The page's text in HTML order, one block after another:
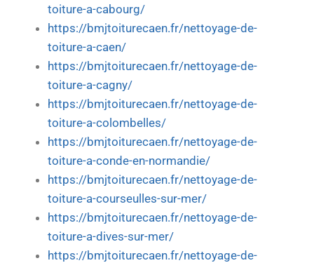
toiture-a-cabourg/
https://bmjtoiturecaen.fr/nettoyage-de-
toiture-a-caen/
https://bmjtoiturecaen.fr/nettoyage-de-
toiture-a-cagny/
https://bmjtoiturecaen.fr/nettoyage-de-
toiture-a-colombelles/
https://bmjtoiturecaen.fr/nettoyage-de-
toiture-a-conde-en-normandie/
https://bmjtoiturecaen.fr/nettoyage-de-
toiture-a-courseulles-sur-mer/
https://bmjtoiturecaen.fr/nettoyage-de-
toiture-a-dives-sur-mer/
https://bmjtoiturecaen.fr/nettoyage-de-